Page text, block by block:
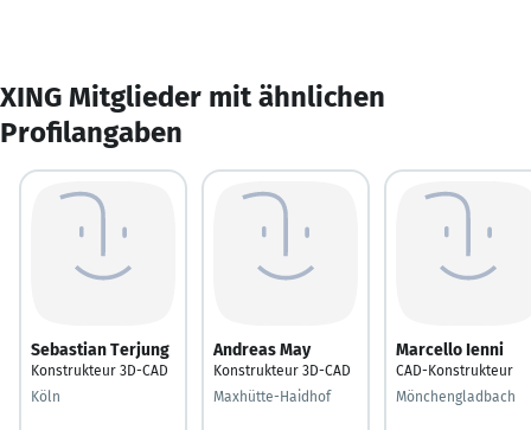
XING Mitglieder mit ähnlichen
Profilangaben
Sebastian Terjung
Konstrukteur 3D-CAD
Köln
Andreas May
Konstrukteur 3D-CAD
Maxhütte-Haidhof
Marcello Ienni
CAD-Konstrukteur
Mönchengladbach